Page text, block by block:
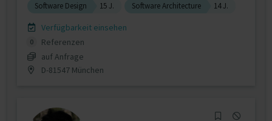
Software Design 15 J. Software Architecture 14 J.
Verfügbarkeit einsehen
0
Referenzen
auf Anfrage
D-81547 München